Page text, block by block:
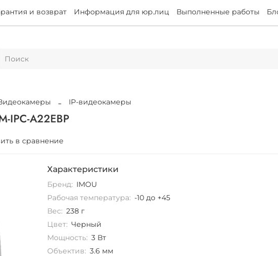
и возврат Информация для юр.лиц Выполненные работы
IP-видеокамеры
IPC-A22EBP
в сравнение
Характеристики
Бренд: IMOU
Рабочая температура: -10 до +45
Вес: 238 г
Цвет: Черный
Мощность: 3 Вт
Объектив: 3.6 мм